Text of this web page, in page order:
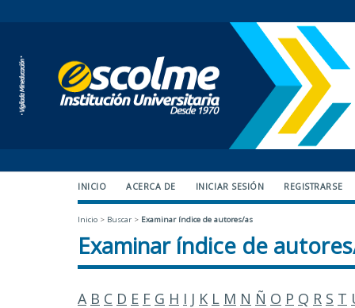
INICIO ACERCA DE INICIAR SESIÓN REGISTRARSE
Inicio > Buscar > Examinar índice de autores/as
Examinar índice de
A B C D E F G H I J K L M N Ñ O P Q R S T